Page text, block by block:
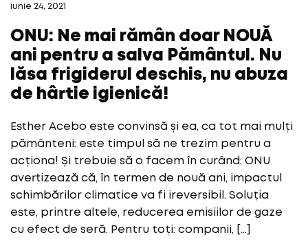
iunie 24, 2021
ONU: Ne mai rămân doar NOUĂ
ani pentru a salva Pământul. Nu
lăsa frigiderul deschis, nu abuza
de hârtie igienică!
Esther Acebo este convinsă și ea, ca tot mai mulți
pământeni: este timpul să ne trezim pentru a
acționa! Și trebuie să o facem în curând: ONU
avertizează că, în termen de nouă ani, impactul
schimbărilor climatice va fi ireversibil. Soluția
este, printre altele, reducerea emisiilor de gaze
cu efect de seră. Pentru toți: companii, […]